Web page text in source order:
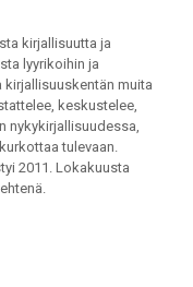
kirjallisuutta ja
lyyrikoihin ja
muita
keskustelee,
nykykirjallisuudessa,
tulevaan.
2011. Lokakuusta